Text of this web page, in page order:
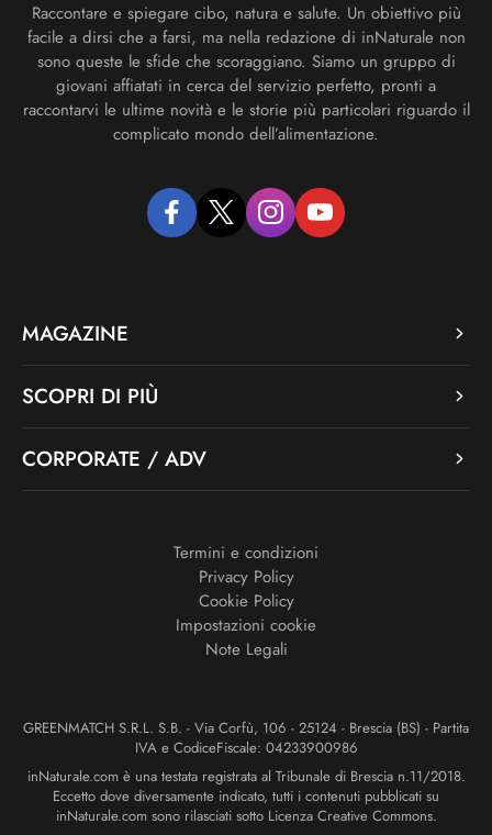
Raccontare e spiegare cibo, natura e salute. Un obiettivo più
facile a dirsi che a farsi, ma nella redazione di inNaturale non
sono queste le sfide che scoraggiano. Siamo un gruppo di
giovani affiatati in cerca del servizio perfetto, pronti a
raccontarvi le ultime novità e le storie più particolari riguardo il
complicato mondo dell’alimentazione.
facebooktwitter instagramyoutube
MAGAZINE
SCOPRI DI PIÙ
CORPORATE / ADV
Termini e condizioni
Privacy Policy
Cookie Policy
Impostazioni cookie
Note Legali
GREENMATCH S.R.L. S.B. - Via Corfù, 106 - 25124 - Brescia (BS) - Partita
IVA e CodiceFiscale: 04233900986
inNaturale.com è una testata registrata al Tribunale di Brescia n.11/2018.
Eccetto dove diversamente indicato, tutti i contenuti pubblicati su
inNaturale.com sono rilasciati sotto Licenza Creative Commons.